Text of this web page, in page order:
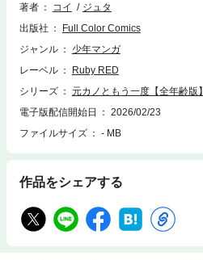
著者
コイ
ジュタ
出版社
Full Color Comics
ジャンル
少年マンガ
レーベル
Ruby RED
シリーズ
元カノともう一度【全年齢版】
電子版配信開始日
2026/02/23
ファイルサイズ
- MB
作品をシェアする